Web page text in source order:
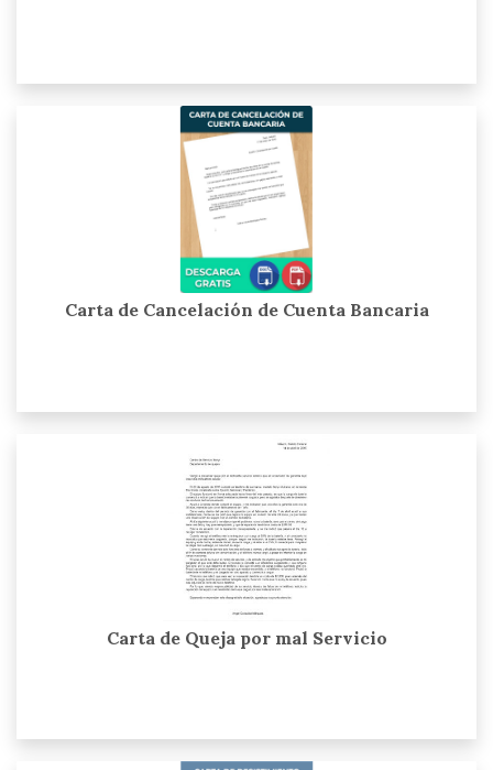
Carta de Cancelación de Cuenta Bancaria
Carta de Queja por mal Servicio